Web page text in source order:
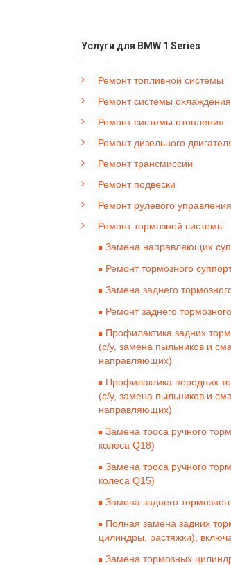
Услуги для BMW 1 Series
Ремонт топливной системы
Ремонт системы охлаждения
Ремонт системы отопления
Ремонт дизельного
Ремонт трансмиссии
Ремонт подвески
Ремонт рулевого управления
Ремонт тормозной системы
Замена направляющих
Ремонт тормозного
Замена заднего
Ремонт заднего
Профилактика задних
(с/у, замена пыльников и
направляющих)
Профилактика передних
(с/у, замена пыльников и
направляющих)
Замена троса ручного
колеса Q18)
Замена троса ручного
колеса Q15)
Замена заднего
Полная замена задних
цилиндры, растяжки),
Замена тормозных